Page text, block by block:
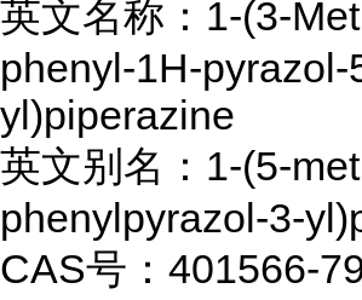
英文名称：1-(3-
phenyl-1H-pyrazol-
yl)piperazine
英文别名：1-(5-
phenylpyrazol-3-
CAS号：401566-